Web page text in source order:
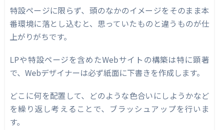
特設ページに限らず、頭のなかのイメージをそのまま本
番環境に落とし込むと、思っていたものと違うものが仕
上がりがちです。
LPや特設ページを含めたWebサイトの構築は特に顕著
で、Webデザイナーは必ず紙面に下書きを作成します。
どこに何を配置して、どのような色合いにしようかなど
を繰り返し考えることで、ブラッシュアップを行いま
す。